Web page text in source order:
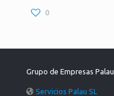
0
Grupo de Empresas Palau
Servicios Palau SL